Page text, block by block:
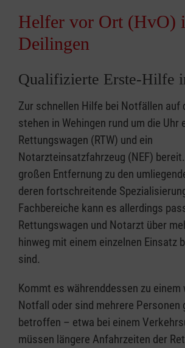
Helfer vor Ort (HvO)
Deilingen
Qualifizierte Erste-Hilfe
Zur schnellen Hilfe bei Notfällen auf
stehen in Wehingen rund um die Uhr
Rettungswagen (RTW) und ein
Notarzteinsatzfahrzeug (NEF)
großen Entfernung zu den
deren fortschreitende
Fachbereiche kann es allerdings
Rettungswagen und Notarzt über
hinweg mit einem einzelnen Einsatz
sind.
Kommt es währenddessen zu einem
Notfall oder sind mehrere Personen
betroffen – etwa bei einem
müssen längere Anfahrzeiten der